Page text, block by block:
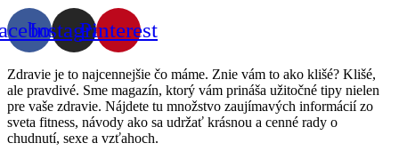
InstagramPinterest
Zdravie je to najcennejšie čo máme. Znie vám to ako klišé? Klišé,
ale pravdivé. Sme magazín, ktorý vám prináša užitočné tipy nielen
pre vaše zdravie. Nájdete tu množstvo zaujímavých informácií zo
sveta fitness, návody ako sa udržať krásnou a cenné rady o
chudnutí, sexe a vzťahoch.